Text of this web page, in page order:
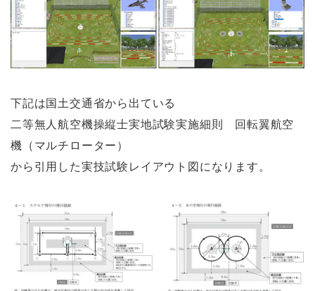
下記は国土交通省から出ている
二等無人航空機操縦士実地試験実施細則 回転翼航空
機（マルチローター）
から引用した実技試験レイアウト図になります。